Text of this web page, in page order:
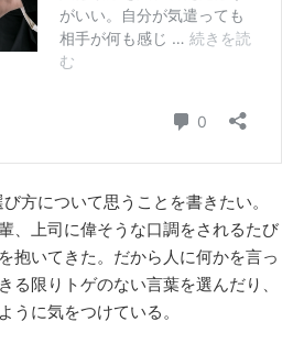
方について思うことを書きたい。
、上司に偉そうな口調をされるたび
抱いてきた。だから人に何かを言っ
る限りトゲのない言葉を選んだり、
うに気をつけている。